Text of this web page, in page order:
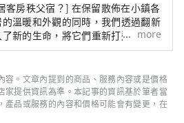
客房秩父宿？] 在保留散佈在小鎮各
溫暖和外觀的同時，我們透過翻新
新的生命，將它們重新打造為溫
房。 入住我們的住宿，您可以感
享受住宿的樂趣。
more
容。文章內提到的商品、服務內容或是價格
家提供資訊為準。本記事的資訊基於筆者當
產品或服務的內容和價格可能會有變更，在